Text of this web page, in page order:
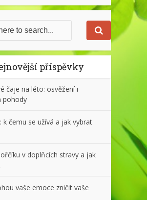
příspěvky
čaje na léto: osvěžení i
pohody
k čemu se užívá a jak vybrat
v doplňcích stravy a jak
vaše emoce zničit vaše